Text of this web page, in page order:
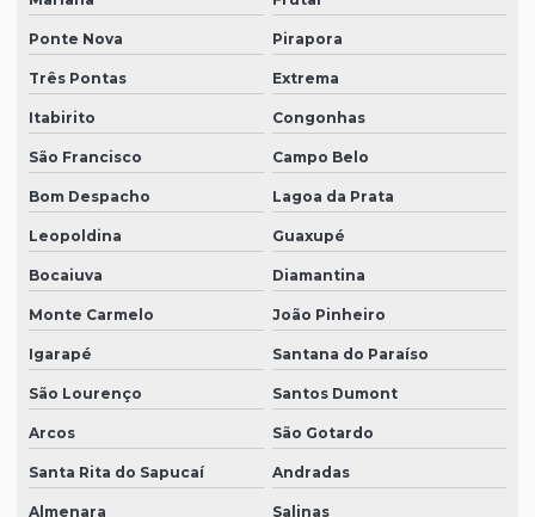
Ponte Nova Pirapora
Três Pontas Extrema
Itabirito Congonhas
São Francisco Campo Belo
Bom Despacho Lagoa da Prata
Leopoldina Guaxupé
Bocaiuva Diamantina
Monte Carmelo João Pinheiro
Igarapé Santana do Paraíso
São Lourenço Santos Dumont
Arcos São Gotardo
Santa Rita do Sapucaí Andradas
Almenara Salinas